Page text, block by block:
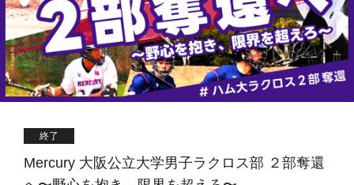
終了
Mercury 大阪公立大学男子ラクロス部 ２部奪還